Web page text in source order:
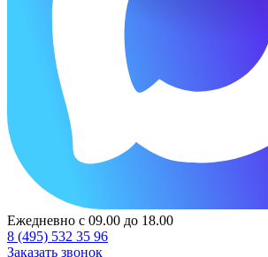
Ежедневно с 09.00 до 18.00
8 (495) 532 35 96
Заказать звонок